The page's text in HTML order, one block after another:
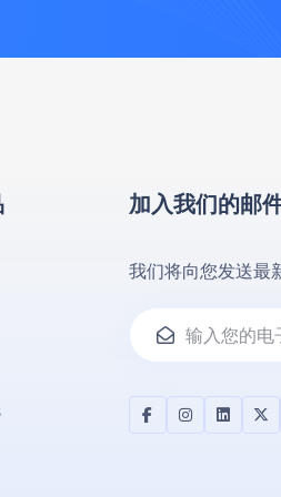
加入我们的邮
我们将向您发送最